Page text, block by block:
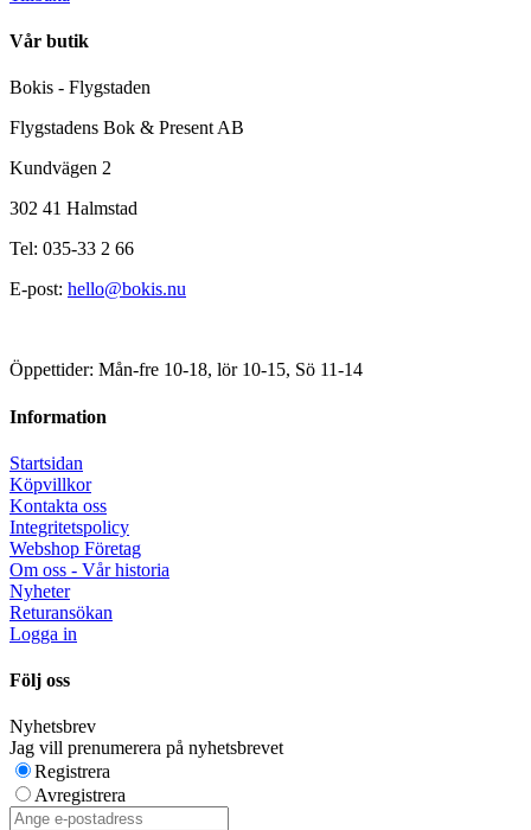
Vår butik
Bokis - Flygstaden
Flygstadens Bok & Present AB
Kundvägen 2
302 41 Halmstad
Tel: 035-33 2 66
E-post: hello@bokis.nu
Öppettider: Mån-fre 10-18, lör 10-15, Sö 11-14
Information
Startsidan
Köpvillkor
Kontakta oss
Integritetspolicy
Webshop Företag
Om oss - Vår historia
Nyheter
Returansökan
Logga in
Följ oss
Nyhetsbrev
Jag vill prenumerera på nyhetsbrevet
Registrera
Avregistrera